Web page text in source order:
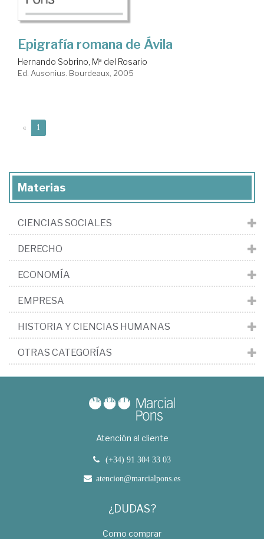
Epigrafía romana de Ávila
Hernando Sobrino, Mª del Rosario
Ed. Ausonius. Bourdeaux, 2005
« 1
Materias
CIENCIAS SOCIALES
DERECHO
ECONOMÍA
EMPRESA
HISTORIA Y CIENCIAS HUMANAS
OTRAS CATEGORÍAS
Atención al cliente
(+34) 91 304 33 03
atencion@marcialpons.es
¿DUDAS?
Como comprar